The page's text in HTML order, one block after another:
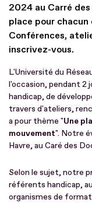
2024 au Carré
place pour chacun
Conférences,
inscrivez-vous.
L'Université du
l'occasion, pendant 2
handicap, de
travers d'ateliers,
a pour thème "Une
mouvement". Notre
Havre, au Caré des
Selon le sujet, notre
référents handicap,
organismes de